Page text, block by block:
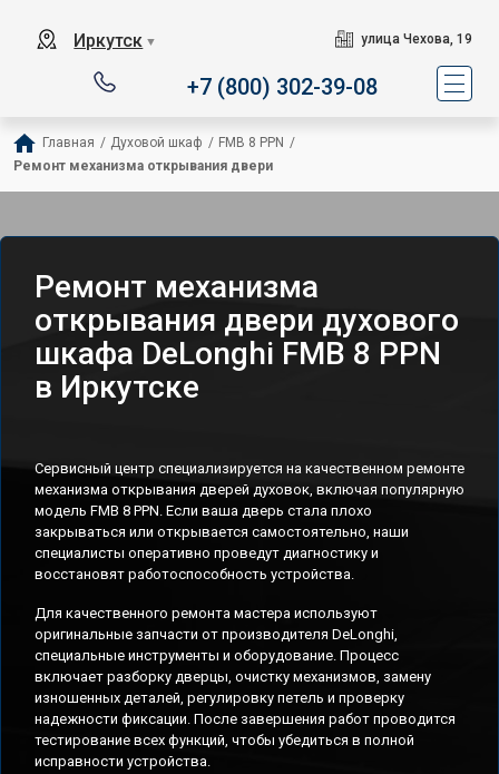
Иркутск ▼ улица Чехова, 19
+7 (800) 302-39-08
Главная / Духовой шкаф / FMB 8 PPN /
Ремонт механизма открывания двери
Ремонт механизма
открывания двери духового
шкафа DeLonghi FMB 8 PPN
в Иркутске
Сервисный центр специализируется на качественном ремонте
механизма открывания дверей духовок, включая популярную
модель FMB 8 PPN. Если ваша дверь стала плохо
закрываться или открывается самостоятельно, наши
специалисты оперативно проведут диагностику и
восстановят работоспособность устройства.
Для качественного ремонта мастера используют
оригинальные запчасти от производителя DeLonghi,
специальные инструменты и оборудование. Процесс
включает разборку дверцы, очистку механизмов, замену
изношенных деталей, регулировку петель и проверку
надежности фиксации. После завершения работ проводится
тестирование всех функций, чтобы убедиться в полной
исправности устройства.